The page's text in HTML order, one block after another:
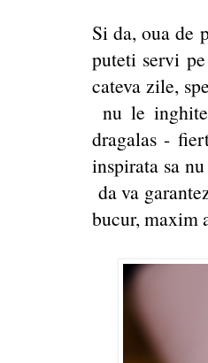
Si da, oua de
puteti servi
cateva zile,
nu le
dragalas -
inspirata sa
da va
bucur, maxim